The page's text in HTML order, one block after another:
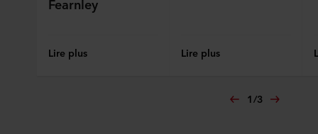
Lire plus Lire plus
1/3